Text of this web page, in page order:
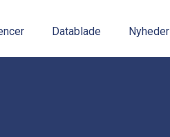
Datablade Nyheder